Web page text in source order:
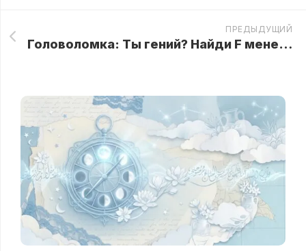
ПРЕДЫДУЩИЙ
Головоломка: Ты гений? Найди F менее чем за 10 секунд!